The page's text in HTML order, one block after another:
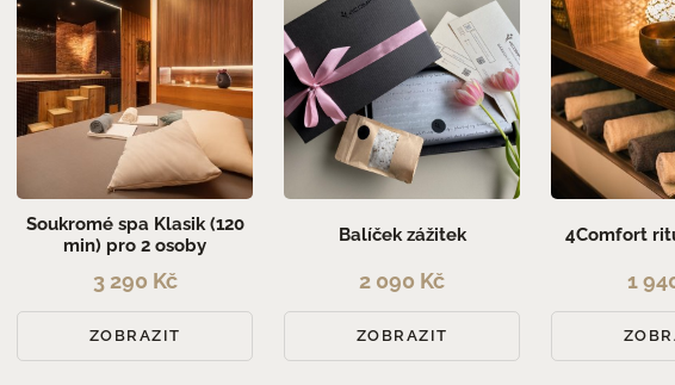
Soukromé spa Klasik (120
min) pro 2 osoby
3 290 Kč
ZOBRAZIT
Balíček zážitek
2 090 Kč
ZOBRAZIT
4Comfort
1